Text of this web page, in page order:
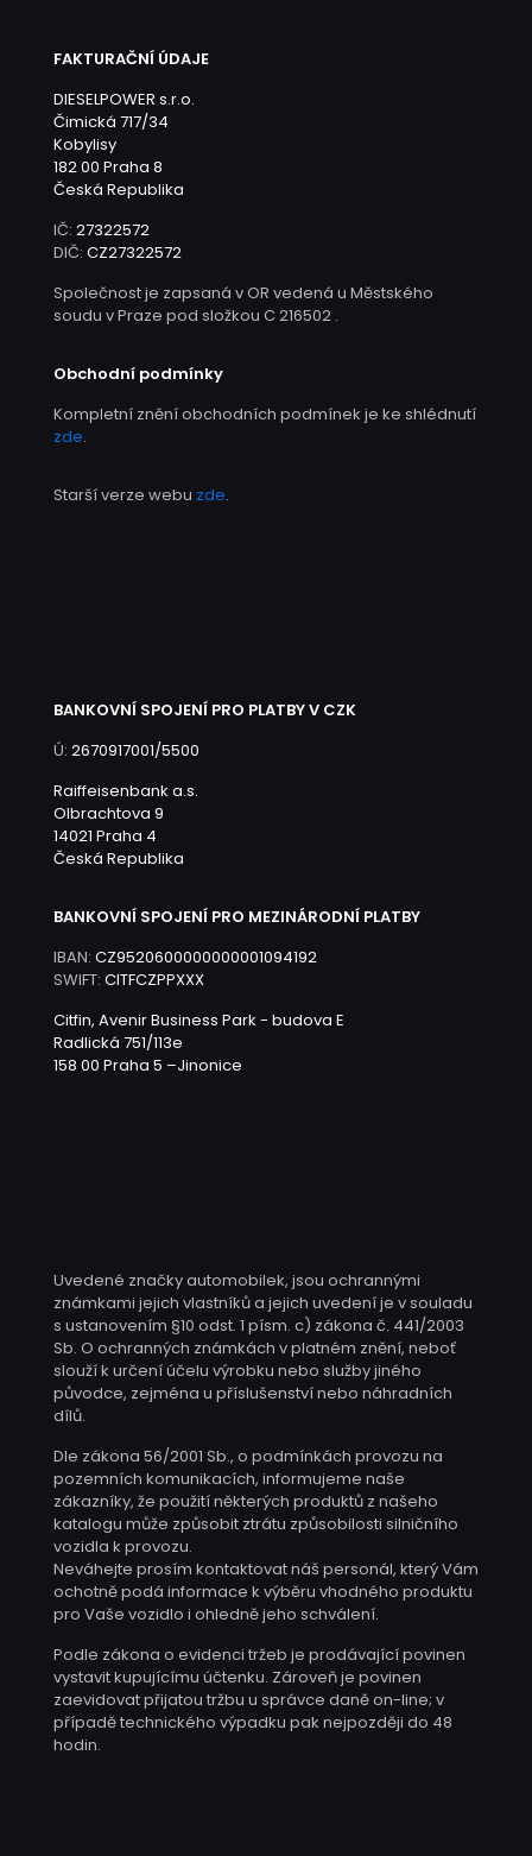
FAKTURAČNÍ ÚDAJE
DIESELPOWER s.r.o.
Čimická 717/34
Kobylisy
182 00 Praha 8
Česká Republika
IČ: 27322572
DIČ: CZ27322572
Společnost je zapsaná v OR vedená u Městského
soudu v Praze pod složkou C 216502 .
Obchodní podmínky
Kompletní znění obchodních podmínek je ke shlédnutí
zde.
Starší verze webu zde.
BANKOVNÍ SPOJENÍ PRO PLATBY V CZK
Ú: 2670917001/5500
Raiffeisenbank a.s.
Olbrachtova 9
14021 Praha 4
Česká Republika
BANKOVNÍ SPOJENÍ PRO MEZINÁRODNÍ PLATBY
IBAN: CZ9520600000000001094192
SWIFT: CITFCZPPXXX
Citfin, Avenir Business Park - budova E
Radlická 751/113e
158 00 Praha 5 –Jinonice
Uvedené značky automobilek, jsou ochrannými
známkami jejich vlastníků a jejich uvedení je v souladu
s ustanovením §10 odst. 1 písm. c) zákona č. 441/2003
Sb. O ochranných známkách v platném znění, neboť
slouží k určení účelu výrobku nebo služby jiného
původce, zejména u příslušenství nebo náhradních
dílů.
Dle zákona 56/2001 Sb., o podmínkách provozu na
pozemních komunikacích, informujeme naše
zákazníky, že použití některých produktů z našeho
katalogu může způsobit ztrátu způsobilosti silničního
vozidla k provozu.
Neváhejte prosím kontaktovat náš personál, který Vám
ochotně podá informace k výběru vhodného produktu
pro Vaše vozidlo i ohledně jeho schválení.
Podle zákona o evidenci tržeb je prodávající povinen
vystavit kupujícímu účtenku. Zároveň je povinen
zaevidovat přijatou tržbu u správce daně on-line; v
případě technického výpadku pak nejpozději do 48
hodin.